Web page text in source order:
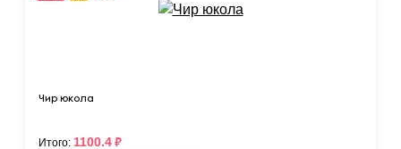
Чир юкола
Итого: 1100.4₽